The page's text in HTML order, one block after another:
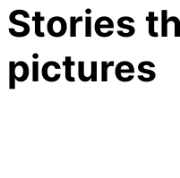
Stories
pictures